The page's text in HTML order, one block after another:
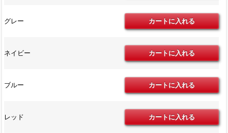
グレー
ネイビー
ブルー
レッド